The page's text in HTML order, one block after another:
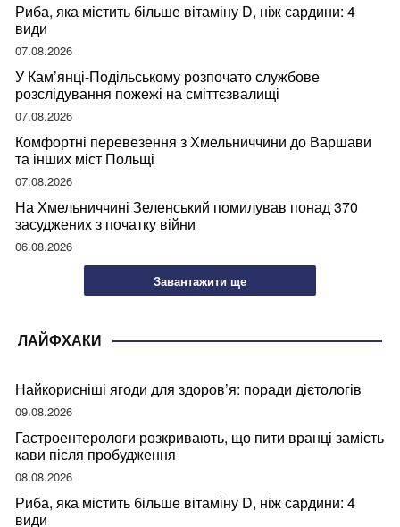
Риба, яка містить більше вітаміну D, ніж сардини: 4
види
07.08.2026
У Кам’янці-Подільському розпочато службове
розслідування пожежі на сміттєзвалищі
07.08.2026
Комфортні перевезення з Хмельниччини до Варшави
та інших міст Польщі
07.08.2026
На Хмельниччині Зеленський помилував понад 370
засуджених з початку війни
06.08.2026
Завантажити ще
ЛАЙФХАКИ
Найкорисніші ягоди для здоров’я: поради дієтологів
09.08.2026
Гастроентерологи розкривають, що пити вранці замість
кави після пробудження
08.08.2026
Риба, яка містить більше вітаміну D, ніж сардини: 4
види